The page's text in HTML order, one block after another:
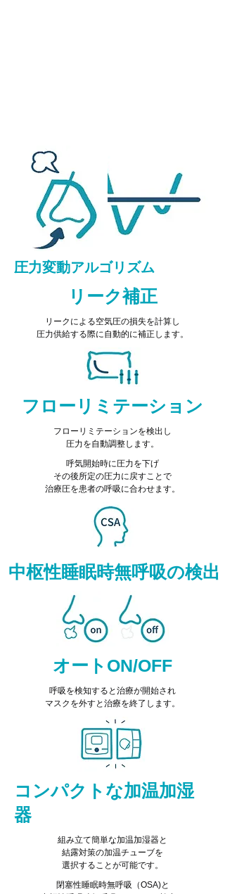
​圧力変動アルゴリズム
​リーク補正
リークによる空気圧の損失を計算し
​圧力供給する際に自動的に補正します。
フローリミテーション
フローリミテーションを検出し
​圧力を自動調整します。
呼気開始時に圧力を下げ
その後所定の圧力に戻すことで
​治療圧を患者の呼吸に合わせます。
中枢性睡眠時無呼吸の検出
​オートON/OFF
呼吸を検知すると治療が開始され
​マスクを外すと治療を終了します。
コンパクトな加温加湿
器
組み立て簡単な加温加湿器と
結露対策の加温チューブを
​選択することが可能です。
閉塞性睡眠時無呼吸（OSA)と